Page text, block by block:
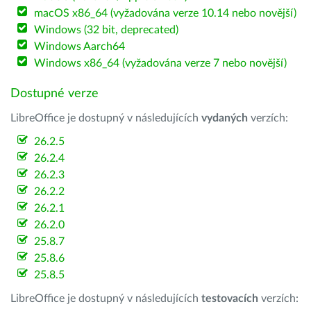
macOS x86_64 (vyžadována verze 10.14 nebo novější)
Windows (32 bit, deprecated)
Windows Aarch64
Windows x86_64 (vyžadována verze 7 nebo novější)
Dostupné verze
LibreOffice je dostupný v následujících vydaných verzích:
26.2.5
26.2.4
26.2.3
26.2.2
26.2.1
26.2.0
25.8.7
25.8.6
25.8.5
LibreOffice je dostupný v následujících testovacích verzích: